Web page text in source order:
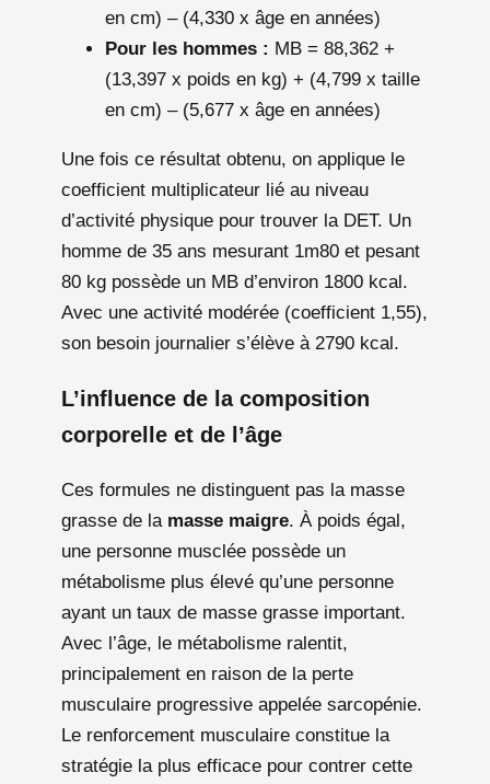
en cm) – (4,330 x âge en années)
Pour les hommes : MB = 88,362 +
(13,397 x poids en kg) + (4,799 x taille
en cm) – (5,677 x âge en années)
Une fois ce résultat obtenu, on applique le
coefficient multiplicateur lié au niveau
d’activité physique pour trouver la DET. Un
homme de 35 ans mesurant 1m80 et pesant
80 kg possède un MB d’environ 1800 kcal.
Avec une activité modérée (coefficient 1,55),
son besoin journalier s’élève à 2790 kcal.
L’influence de la composition
corporelle et de l’âge
Ces formules ne distinguent pas la masse
grasse de la masse maigre. À poids égal,
une personne musclée possède un
métabolisme plus élevé qu’une personne
ayant un taux de masse grasse important.
Avec l’âge, le métabolisme ralentit,
principalement en raison de la perte
musculaire progressive appelée sarcopénie.
Le renforcement musculaire constitue la
stratégie la plus efficace pour contrer cette